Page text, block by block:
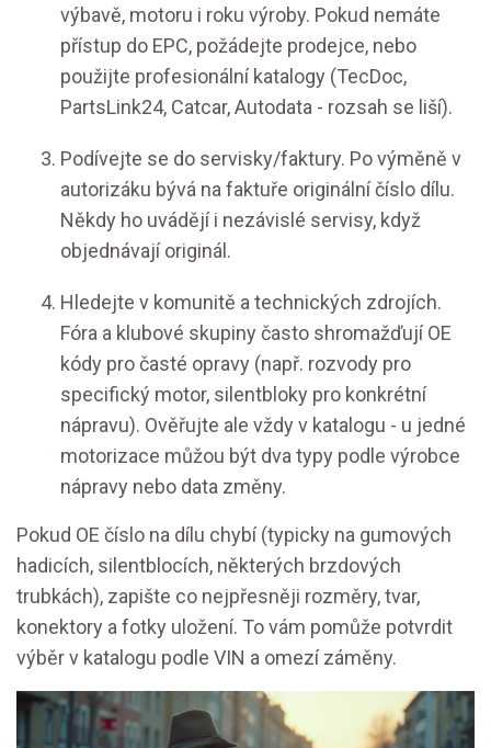
výbavě, motoru i roku výroby. Pokud nemáte
přístup do EPC, požádejte prodejce, nebo
použijte profesionální katalogy (TecDoc,
PartsLink24, Catcar, Autodata - rozsah se liší).
Podívejte se do servisky/faktury. Po výměně v
autorizáku bývá na faktuře originální číslo dílu.
Někdy ho uvádějí i nezávislé servisy, když
objednávají originál.
Hledejte v komunitě a technických zdrojích.
Fóra a klubové skupiny často shromažďují OE
kódy pro časté opravy (např. rozvody pro
specifický motor, silentbloky pro konkrétní
nápravu). Ověřujte ale vždy v katalogu - u jedné
motorizace můžou být dva typy podle výrobce
nápravy nebo data změny.
Pokud OE číslo na dílu chybí (typicky na gumových
hadicích, silentblocích, některých brzdových
trubkách), zapište co nejpřesněji rozměry, tvar,
konektory a fotky uložení. To vám pomůže potvrdit
výběr v katalogu podle VIN a omezí záměny.